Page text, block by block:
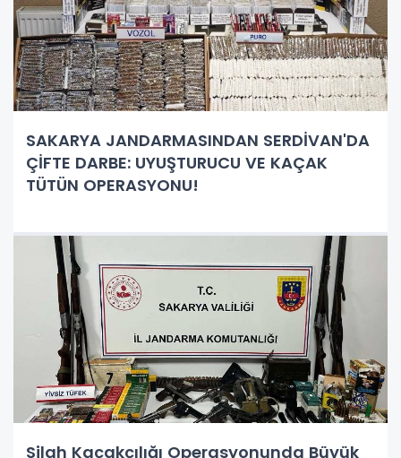
SAKARYA JANDARMASINDAN SERDİVAN'DA
ÇİFTE DARBE: UYUŞTURUCU VE KAÇAK
TÜTÜN OPERASYONU!
Silah Kaçakçılığı Operasyonunda Büyük